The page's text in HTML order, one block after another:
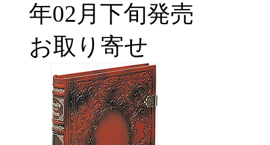
年02月下旬発売
お取り寄せ